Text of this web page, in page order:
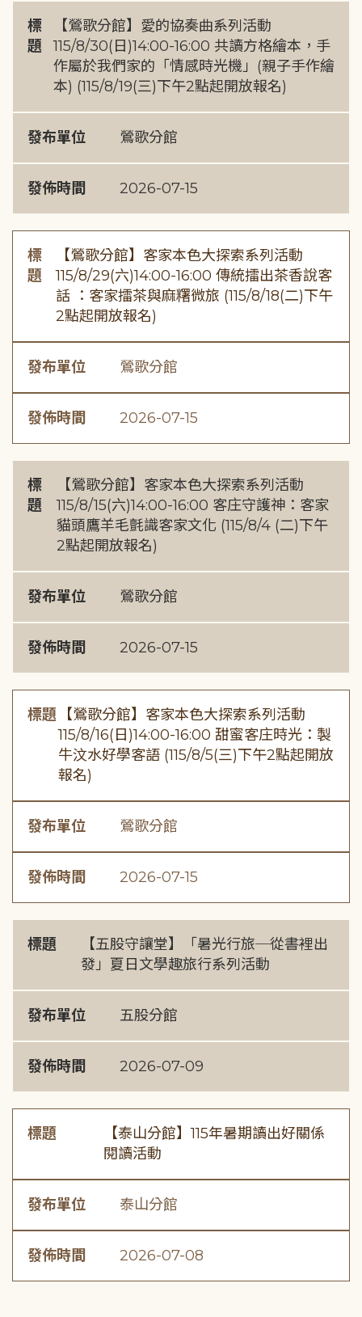
標
題
【鶯歌分館】愛的協奏曲系列活動
115/8/30(日)14:00-16:00 共讀方格繪本，手
作屬於我們家的「情感時光機」(親子手作繪
本) (115/8/19(三)下午2點起開放報名)
發布單位 鶯歌分館
發佈時間 2026-07-15
標
題
【鶯歌分館】客家本色大探索系列活動
115/8/29(六)14:00-16:00 傳統擂出茶香說客
話 ：客家擂茶與麻糬微旅 (115/8/18(二)下午
2點起開放報名)
發布單位 鶯歌分館
發佈時間 2026-07-15
標
題
【鶯歌分館】客家本色大探索系列活動
115/8/15(六)14:00-16:00 客庄守護神：客家
貓頭鷹羊毛氈識客家文化 (115/8/4 (二)下午
2點起開放報名)
發布單位 鶯歌分館
發佈時間 2026-07-15
標題 【鶯歌分館】客家本色大探索系列活動
115/8/16(日)14:00-16:00 甜蜜客庄時光：製
牛汶水好學客語 (115/8/5(三)下午2點起開放
報名)
發布單位 鶯歌分館
發佈時間 2026-07-15
標題
【五股守讓堂】「暑光行旅─從書裡出
發」夏日文學趣旅行系列活動
發布單位 五股分館
發佈時間 2026-07-09
標題
【泰山分館】115年暑期讀出好關係
閱讀活動
發布單位 泰山分館
發佈時間 2026-07-08